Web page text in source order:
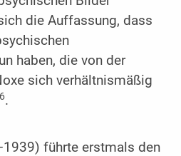
die Auffassung, dass
haben, die von der
sich verhältnismäßig
.
führte erstmals den